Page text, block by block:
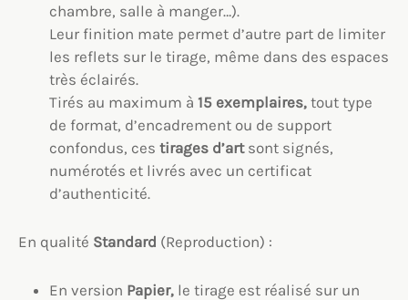
chambre, salle à manger…).
Leur finition mate permet d’autre part de limiter
les reflets sur le tirage, même dans des espaces
très éclairés.
Tirés au maximum à 15 exemplaires, tout type
de format, d’encadrement ou de support
confondus, ces tirages d’artsont signés,
numérotés et livrés avec un certificat
d’authenticité.
En qualité Standard (Reproduction) :
En version Papier, le tirage est réalisé sur un